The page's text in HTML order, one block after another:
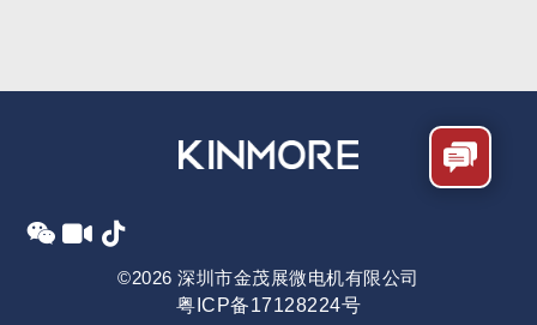
©2026 深圳市金茂展微电机有限公司
粤ICP备17128224号